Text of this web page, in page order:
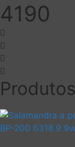
4190